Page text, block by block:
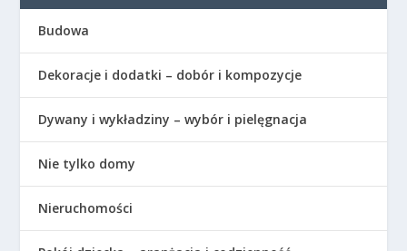
Budowa
Dekoracje i dodatki – dobór i kompozycje
Dywany i wykładziny – wybór i pielęgnacja
Nie tylko domy
Nieruchomości